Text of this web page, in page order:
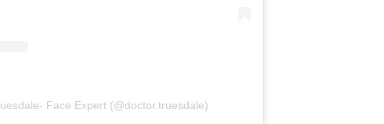
Face Expert (@doctor.truesdale)